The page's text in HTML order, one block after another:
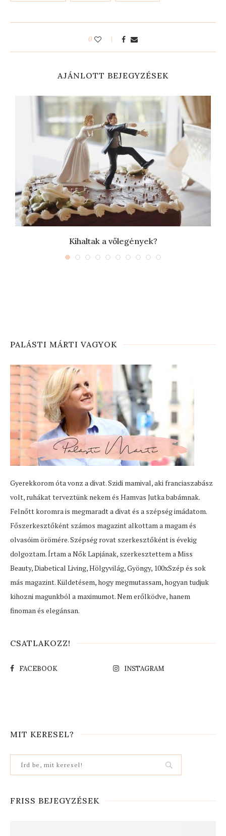
0
AJÁNLOTT BEJEGYZÉSEK
Kihaltak a vőlegények?
PALÁSTI MÁRTI VAGYOK
Gyerekkorom óta vonz a divat. Szidi mamival, aki franciaszabász
volt, ruhákat terveztünk nekem és Hamvas Jutka babámnak.
Felnőtt koromra is megmaradt a divat és a szépség imádatom.
Főszerkesztőként számos magazint alkottam a magam és
olvasóim örömére. Szépség rovat szerkesztőként is évekig
dolgoztam. Írtam a Nők Lapjának, szerkesztettem a Miss
Beauty, Diabetical Living, Hölgyvilág, Gyöngy, 100xSzép és sok
más magazint. Küldetésem, hogy megmutassam, hogyan tudjuk
kihozni magunkból a maximumot. Nem erőlködve, hanem
finoman és elegánsan.
CSATLAKOZZ!
FACEBOOK INSTAGRAM
MIT KERESEL?
FRISS BEJEGYZÉSEK